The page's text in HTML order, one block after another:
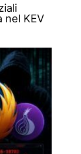
nel KEV